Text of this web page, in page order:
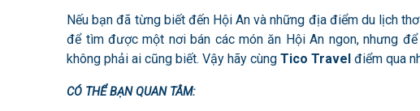
Nếu bạn đã từng biết đến Hội An và những địa điểm du lịch
để tìm được một nơi bán các món ăn Hội An ngon, nhưng
không phải ai cũng biết. Vậy hãy cùngTico Travel điểm qua
CÓ THỂ BẠN QUAN TÂM: